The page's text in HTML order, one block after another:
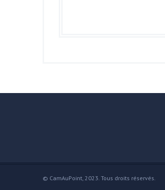
© CamAuPoint, 2023. Tous droits réservés.